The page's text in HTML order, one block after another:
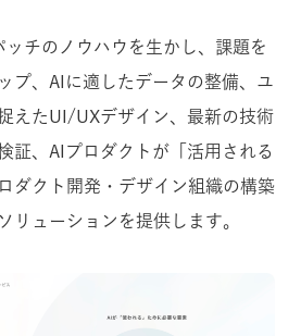
チのノウハウを生かし、課題を
プ、AIに適したデータの整備、ユ
えたUI/UXデザイン、最新の技術
証、AIプロダクトが「活用される
ダクト開発・デザイン組織の構築
リューションを提供します。